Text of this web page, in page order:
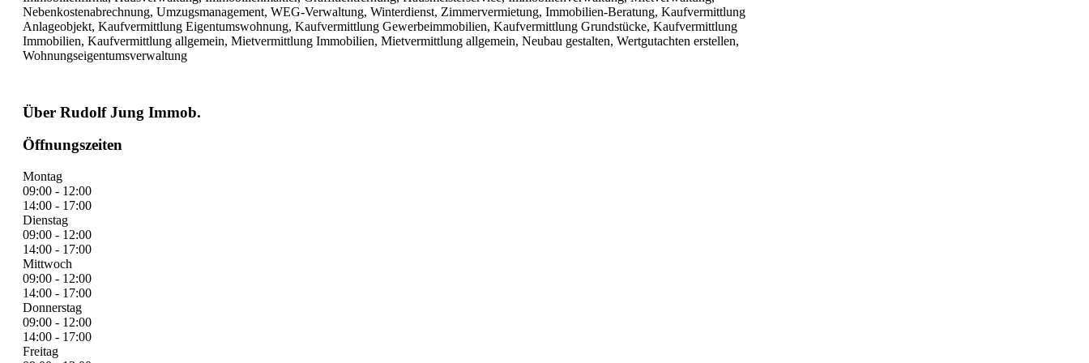
Nebenkostenabrechnung, Umzugsmanagement, WEG-Verwaltung, Winterdienst, Zimmervermietung, Immobilien-Beratung, Kaufvermittlung
Anlageobjekt, Kaufvermittlung Eigentumswohnung, Kaufvermittlung Gewerbeimmobilien, Kaufvermittlung Grundstücke, Kaufvermittlung
Immobilien, Kaufvermittlung allgemein, Mietvermittlung Immobilien, Mietvermittlung allgemein, Neubau gestalten, Wertgutachten erstellen,
Wohnungseigentumsverwaltung
Über Rudolf Jung Immob.
Öffnungszeiten
Montag
09:00 - 12:00
14:00 - 17:00
Dienstag
09:00 - 12:00
14:00 - 17:00
Mittwoch
09:00 - 12:00
14:00 - 17:00
Donnerstag
09:00 - 12:00
14:00 - 17:00
Freitag